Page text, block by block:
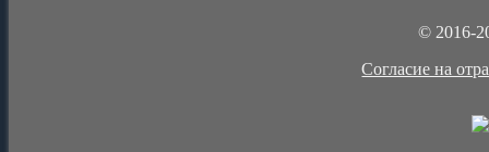
© 2016-
Cогласие на